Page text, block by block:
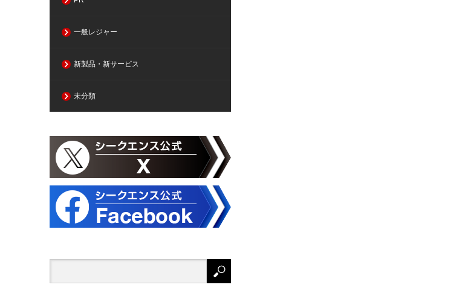
一般レジャー
新製品・新サービス
未分類